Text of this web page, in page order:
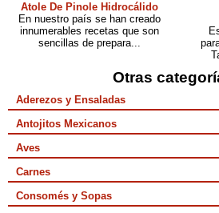
Atole De Pinole Hidrocálido
En nuestro país se han creado
innumerables recetas que son
sencillas de prepara...
Otras
Aderezos y Ensaladas
Antojitos Mexicanos
Aves
Carnes
Consomés y Sopas